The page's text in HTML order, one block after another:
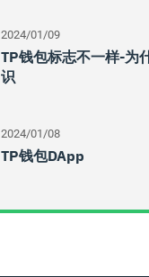
2024/01/09
TP钱包标志不一样-为
识
2024/01/08
TP钱包DApp